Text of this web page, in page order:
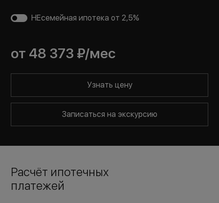
НЕсемейная ипотека от 2,5%
от 48 373 ₽/мес
Узнать цену
Записаться на экскурсию
Расчёт ипотечных
платежей